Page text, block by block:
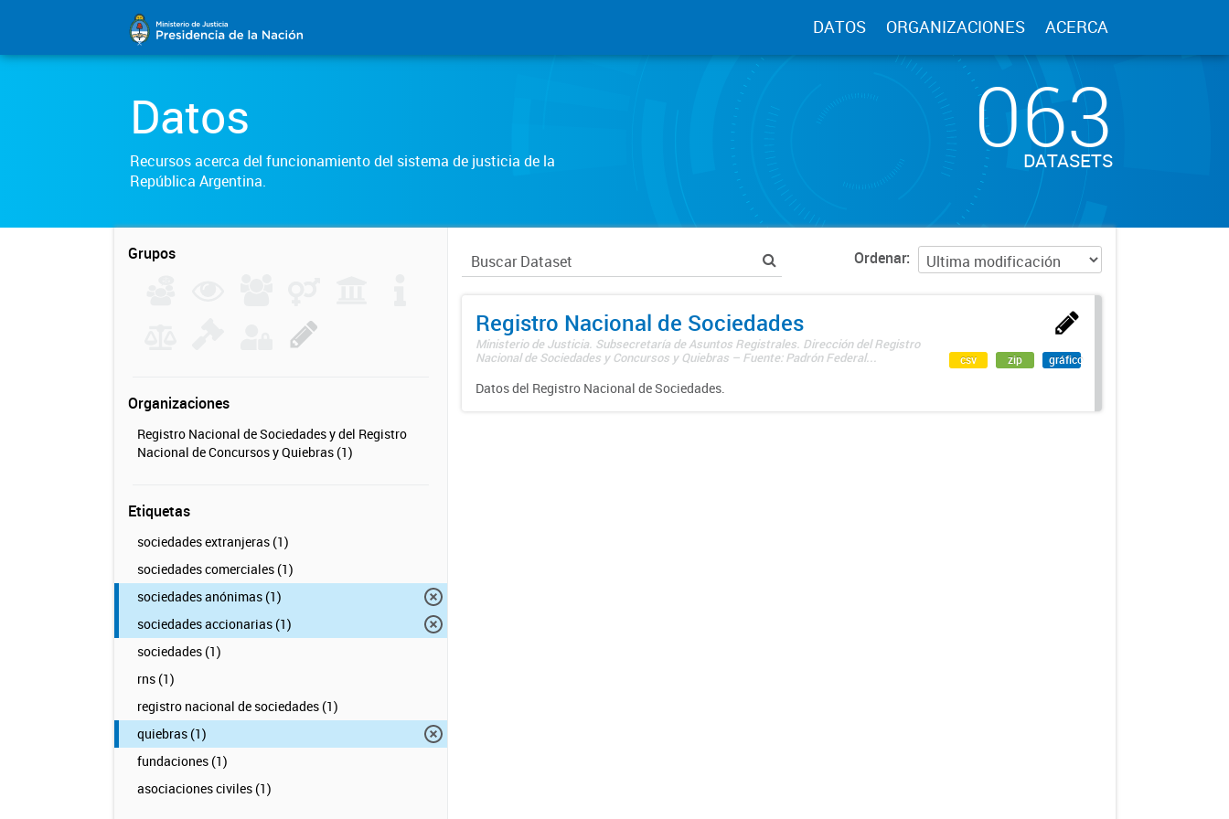
DATOS ORGANIZACIONES ACERCA
Datos
Recursos acerca del funcionamiento del sistema de justicia de la
República Argentina.
063
DATASETS
Grupos
Organizaciones
Registro Nacional de Sociedades y del Registro
Nacional de Concursos y Quiebras (1)
Etiquetas
sociedades extranjeras (1)
sociedades comerciales (1)
sociedades anónimas (1)
sociedades accionarias (1)
sociedades (1)
rns (1)
registro nacional de sociedades (1)
quiebras (1)
fundaciones (1)
asociaciones civiles (1)
Ordenar
Registro Nacional de Sociedades
Ministerio de Justicia. Subsecretaría de Asuntos Registrales. Dirección del Registro
Nacional de Sociedades y Concursos y Quiebras – Fuente: Padrón Federal...
Datos del Registro Nacional de Sociedades.
csv zip gráfico